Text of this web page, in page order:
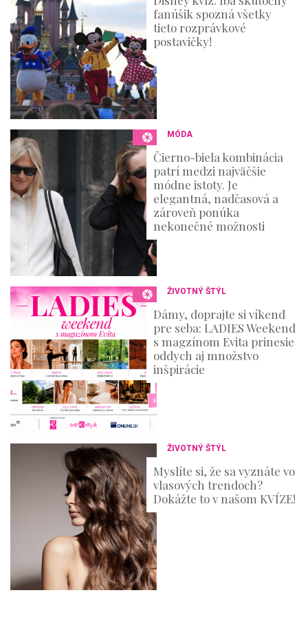
fanúšik spozná všetky
tieto rozprávkové
postavičky!
MÓDA
Čierno-biela kombinácia
patrí medzi najväčšie
módne istoty. Je
elegantná, nadčasová a
zároveň ponúka
nekonečné možnosti
ŽIVOTNÝ ŠTÝL
Dámy, doprajte si víkend
pre seba: LADIES Weekend
s magzínom Evita prinesie
oddych aj množstvo
inšpirácie
ŽIVOTNÝ ŠTÝL
Myslíte si, že sa vyznáte vo
vlasových trendoch?
Dokážte to v našom KVÍZE!